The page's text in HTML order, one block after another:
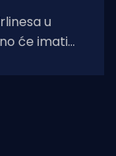
u
će imati